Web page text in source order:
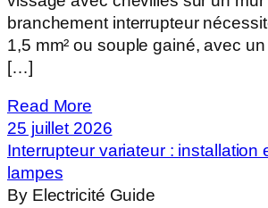
branchement interrupteur
1,5 mm² ou souple gainé, avec
[…]
Read More
25 juillet 2026
Interrupteur variateur : installation
lampes
By Electricité Guide